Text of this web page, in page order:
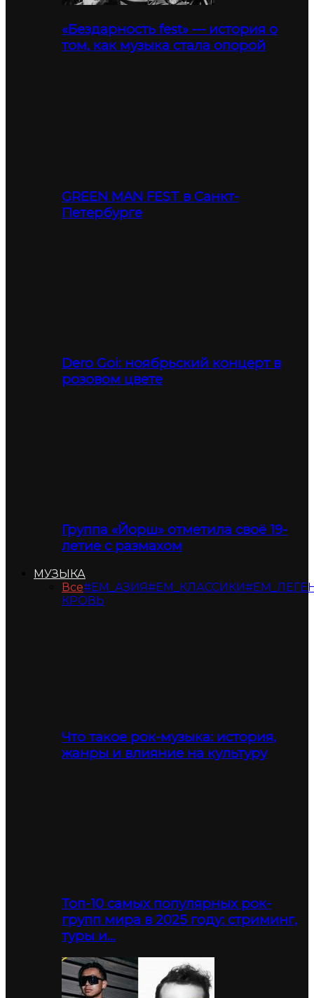
«Бездарность fest» — история о
том, как музыка стала опорой
GREEN MAN FEST в Санкт-
Петербурге
Dero Goi: ноябрьский концерт в
розовом цвете
Группа «Йорш» отметила своё 19-
летие с размахом
МУЗЫКА
Все#ЕМ_АЗИЯ#ЕМ_КЛАССИКИ
КРОВЬ
Что такое рок-музыка: история,
жанры и влияние на культуру
Топ-10 самых популярных рок-
групп мира в 2025 году: стриминг,
туры и…